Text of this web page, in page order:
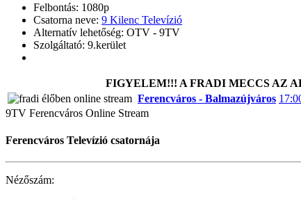
Felbontás: 1080p
Csatorna neve: 9 Kilenc Televízió
Alternatív lehetőség: OTV - 9TV
Szolgáltató: 9.kerület
FIGYELEM!!! A FRADI MECCS AZ
Ferencváros - Balmazújváros
9TV Ferencváros Online Stream
Ferencváros Televízió csatornája
Nézőszám: